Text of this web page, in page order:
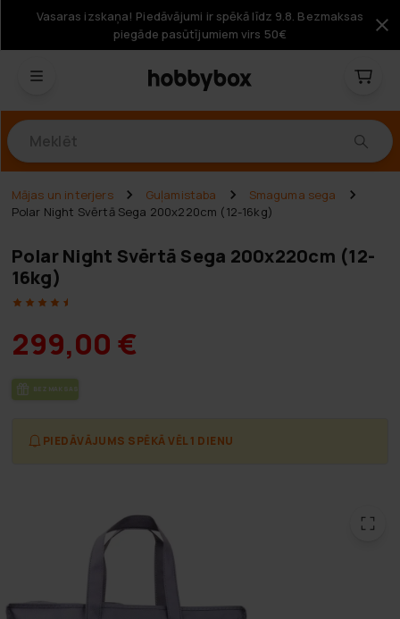
Vasaras izskaņa! Piedāvājumi ir spēkā līdz 9.8. Bezmaksas
piegāde pasūtījumiem virs 50€
Mājas un interjers Guļamistaba
Smaguma sega
Polar Night Svērtā Sega 200x220cm (12-16kg)
Polar Night Svērtā Sega 200x220cm (12-
16kg)
299,00 €
BEZ­MAK­SAS PIE­GĀ­DE
PIEDĀVĀJUMS SPĒKĀ VĒL 1 DIENU